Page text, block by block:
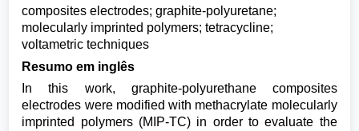
composites electrodes; graphite-polyuretane;
molecularly imprinted polymers; tetracycline;
voltametric techniques
Resumo em inglês
In this work, graphite-polyurethane composites
electrodes were modified with methacrylate molecularly
imprinted polymers (MIP-TC) in order to evaluate the